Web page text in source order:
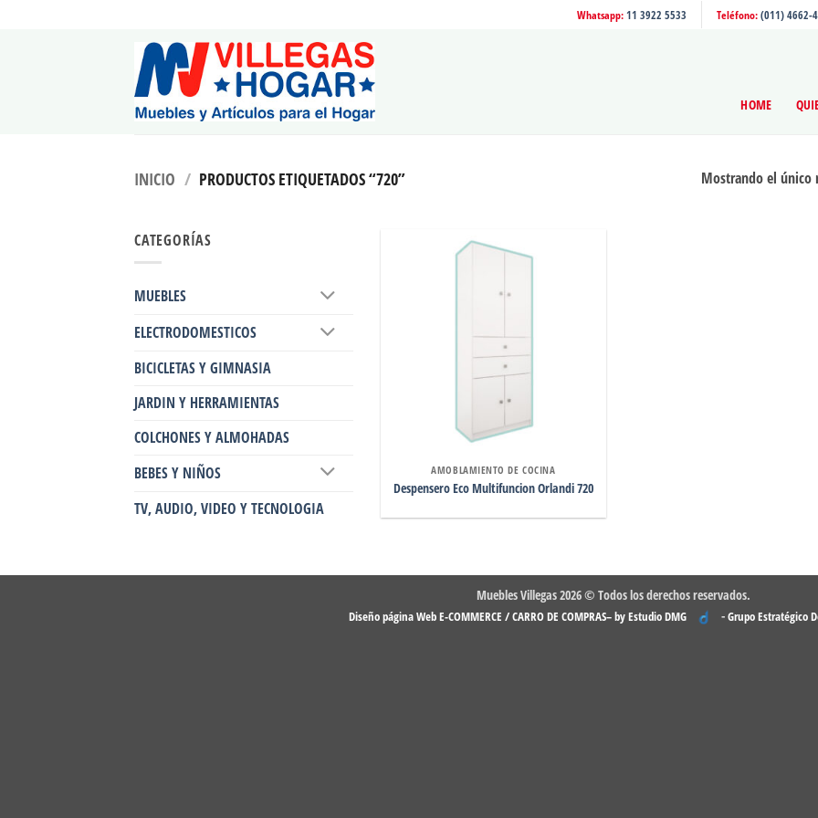
Whatsapp:11 3922 5533 Teléfono:(011) 4662-
HOME
INICIO / PRODUCTOS ETIQUETADOS “720” Mostrando el único
CATEGORÍAS
MUEBLES
ELECTRODOMESTICOS
BICICLETAS Y GIMNASIA
JARDIN Y HERRAMIENTAS
COLCHONES Y ALMOHADAS
BEBES Y NIÑOS
TV, AUDIO, VIDEO Y TECNOLOGIA
AMOBLAMIENTO DE COCINA
Despensero Eco Multifuncion Orlandi 720
Muebles Villegas 2026 © Todos los derechos reservados.
Diseño página Web E-COMMERCE / CARRO DE COMPRAS– by Estudio DMG -Grupo Estratégico